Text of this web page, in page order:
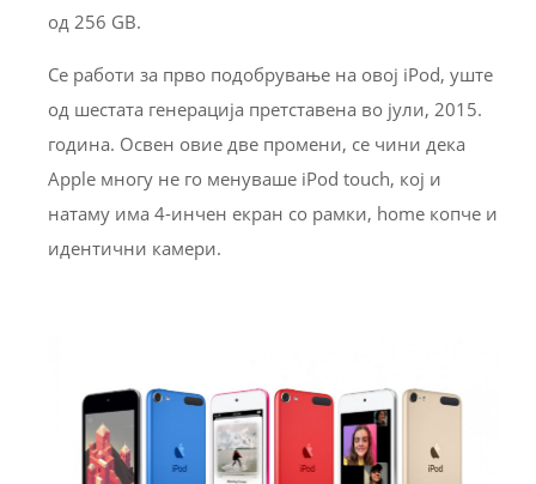
од 256 GB.
Се работи за прво подобрување на овој iPod, уште
од шестата генерација претставена во јули, 2015.
година. Освен овие две промени, се чини дека
Apple многу не го менуваше iPod touch, кој и
натаму има 4-инчен екран со рамки, home копче и
идентични камери.